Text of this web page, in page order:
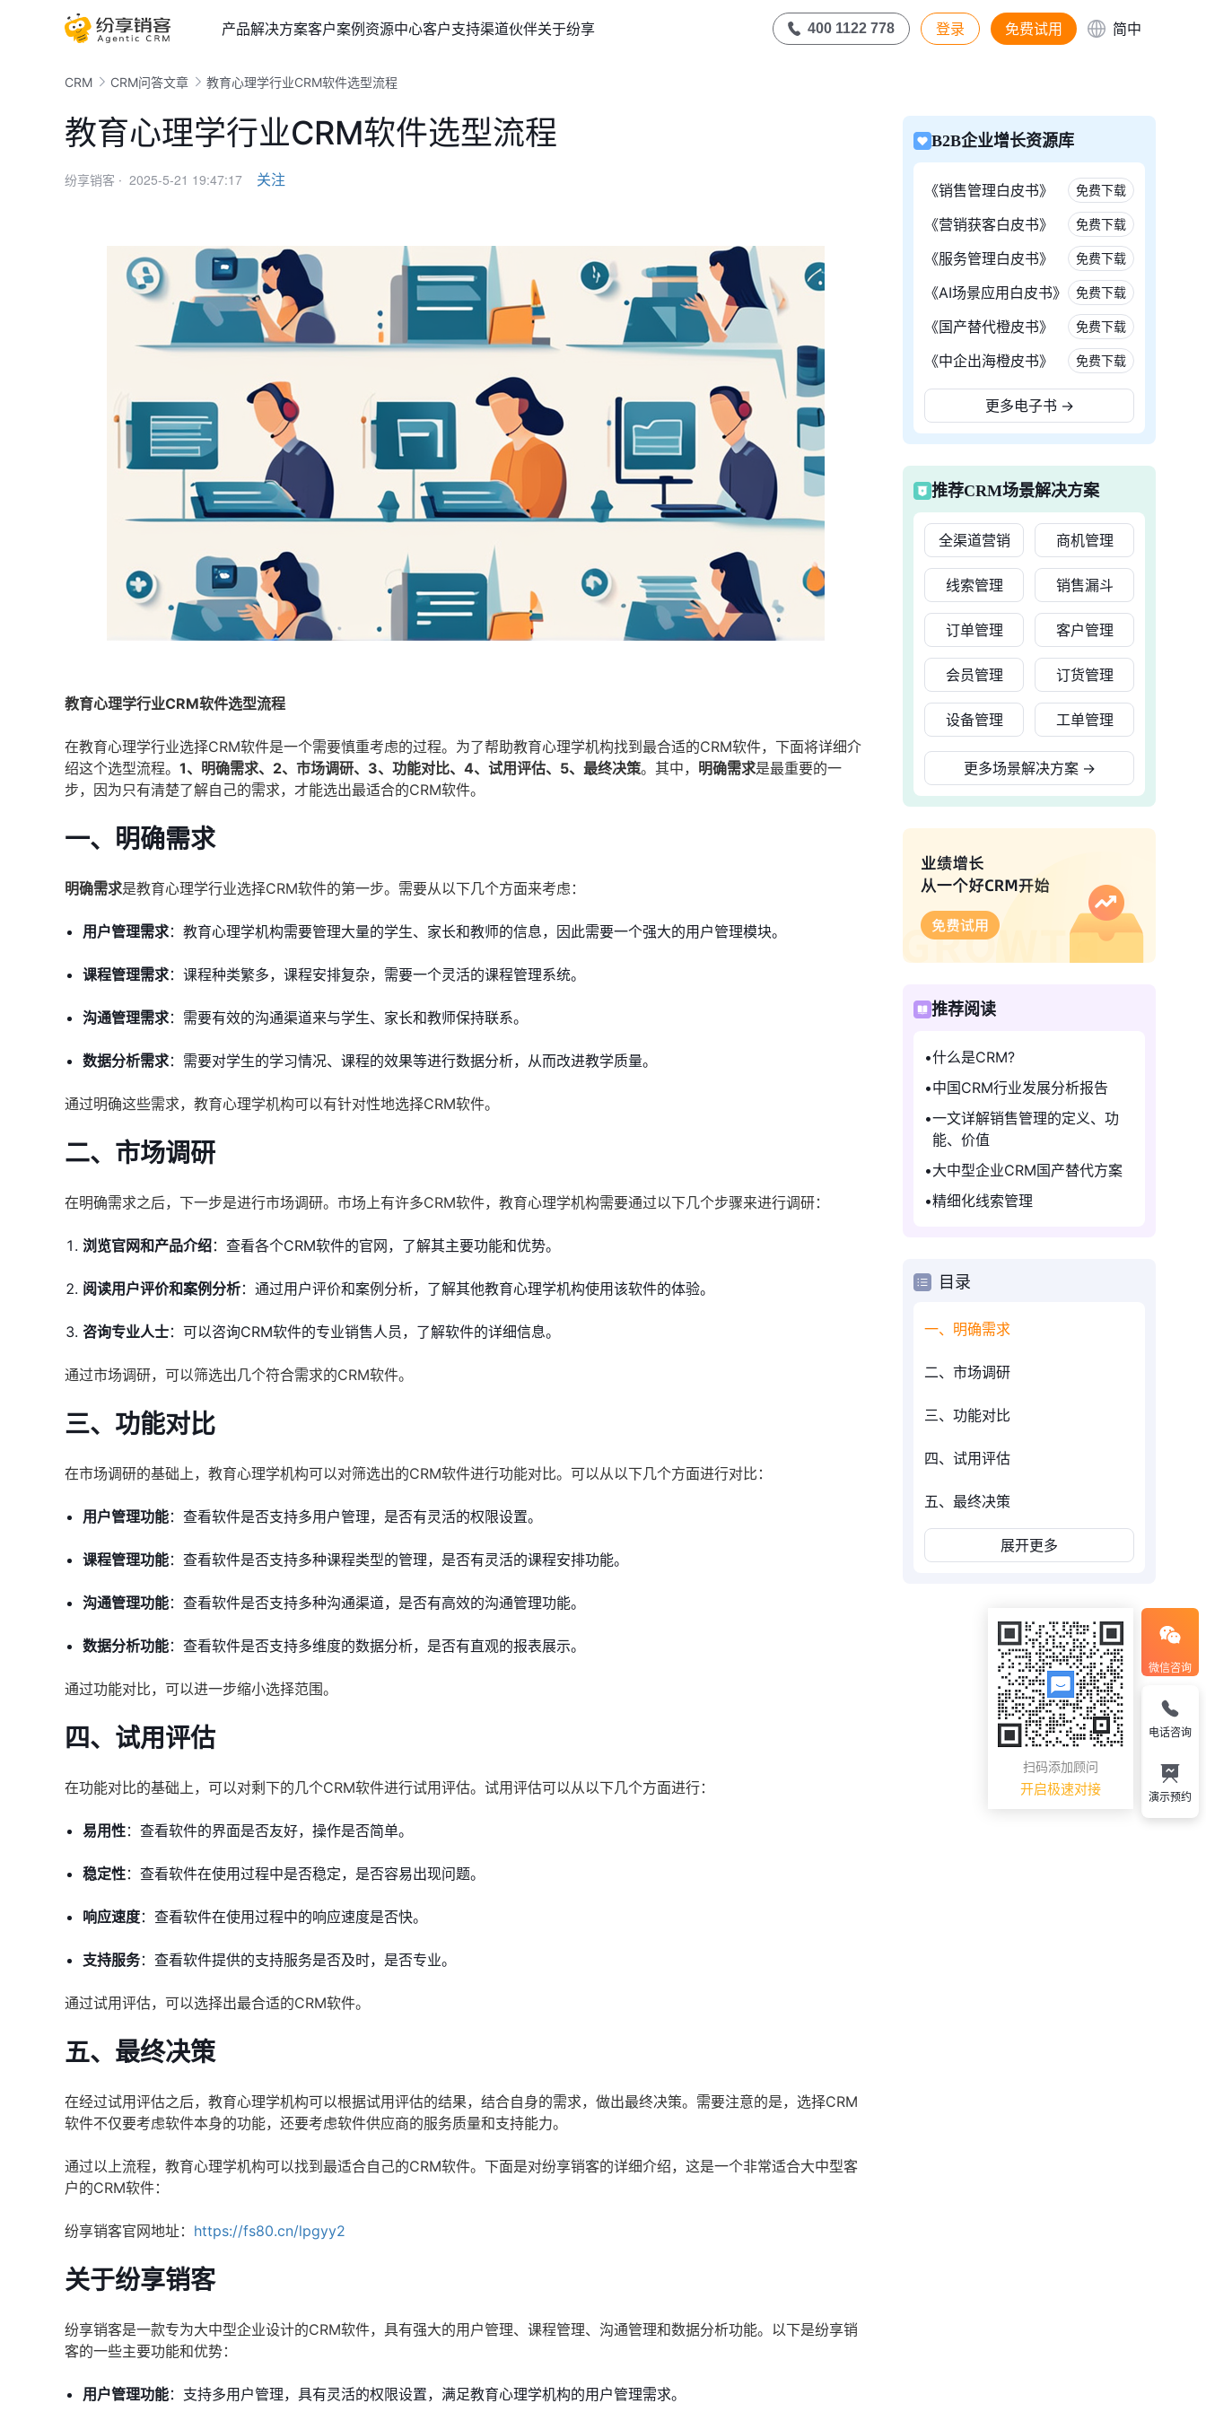
产品解决方案客户案例资源中心客户支持渠道伙伴关于纷享 400 1122 778 登录 免费试用 简中
CRM CRM问答文章 教育心理学行业CRM软件选型流程
教育心理学行业CRM软件选型流程
纷享销客 · 2025-5-21 19:47:17 关注
教育心理学行业CRM软件选型流程
在教育心理学行业选择CRM软件是一个需要慎重考虑的过程。为了帮助教育心理学机构找到最合适的CRM软件，下面将详细介
绍这个选型流程。 1、明确需求、2、市场调研、3、功能对比、4、试用评估、5、最终决策。其中， 明确需求是最重要的一
步，因为只有清楚了解自己的需求，才能选出最适合的CRM软件。
一、明确需求
明确需求是教育心理学行业选择CRM软件的第一步。需要从以下几个方面来考虑：
用户管理需求：教育心理学机构需要管理大量的学生、家长和教师的信息，因此需要一个强大的用户管理模块。
课程管理需求：课程种类繁多，课程安排复杂，需要一个灵活的课程管理系统。
沟通管理需求：需要有效的沟通渠道来与学生、家长和教师保持联系。
数据分析需求：需要对学生的学习情况、课程的效果等进行数据分析，从而改进教学质量。
通过明确这些需求，教育心理学机构可以有针对性地选择CRM软件。
二、市场调研
在明确需求之后，下一步是进行市场调研。市场上有许多CRM软件，教育心理学机构需要通过以下几个步骤来进行调研：
浏览官网和产品介绍：查看各个CRM软件的官网，了解其主要功能和优势。
阅读用户评价和案例分析：通过用户评价和案例分析，了解其他教育心理学机构使用该软件的体验。
咨询专业人士：可以咨询CRM软件的专业销售人员，了解软件的详细信息。
通过市场调研，可以筛选出几个符合需求的CRM软件。
三、功能对比
在市场调研的基础上，教育心理学机构可以对筛选出的CRM软件进行功能对比。可以从以下几个方面进行对比：
用户管理功能：查看软件是否支持多用户管理，是否有灵活的权限设置。
课程管理功能：查看软件是否支持多种课程类型的管理，是否有灵活的课程安排功能。
沟通管理功能：查看软件是否支持多种沟通渠道，是否有高效的沟通管理功能。
数据分析功能：查看软件是否支持多维度的数据分析，是否有直观的报表展示。
通过功能对比，可以进一步缩小选择范围。
四、试用评估
在功能对比的基础上，可以对剩下的几个CRM软件进行试用评估。试用评估可以从以下几个方面进行：
易用性：查看软件的界面是否友好，操作是否简单。
稳定性：查看软件在使用过程中是否稳定，是否容易出现问题。
响应速度：查看软件在使用过程中的响应速度是否快。
支持服务：查看软件提供的支持服务是否及时，是否专业。
通过试用评估，可以选择出最合适的CRM软件。
五、最终决策
在经过试用评估之后，教育心理学机构可以根据试用评估的结果，结合自身的需求，做出最终决策。需要注意的是，选择CRM
软件不仅要考虑软件本身的功能，还要考虑软件供应商的服务质量和支持能力。
通过以上流程，教育心理学机构可以找到最适合自己的CRM软件。下面是对纷享销客的详细介绍，这是一个非常适合大中型客
户的CRM软件：
纷享销客官网地址： https://fs80.cn/lpgyy2
关于纷享销客
纷享销客是一款专为大中型企业设计的CRM软件，具有强大的用户管理、课程管理、沟通管理和数据分析功能。以下是纷享销
客的一些主要功能和优势：
用户管理功能：支持多用户管理，具有灵活的权限设置，满足教育心理学机构的用户管理需求。
B2B企业增长资源库
《销售管理白皮书》 免费下载
《营销获客白皮书》 免费下载
《服务管理白皮书》 免费下载
《AI场景应用白皮书》 免费下载
《国产替代橙皮书》 免费下载
《中企出海橙皮书》 免费下载
更多电子书 →
推荐CRM场景解决方案
全渠道营销 商机管理
线索管理 销售漏斗
订单管理 客户管理
会员管理 订货管理
设备管理 工单管理
更多场景解决方案 →
推荐阅读
什么是CRM?
中国CRM行业发展分析报告
一文详解销售管理的定义、功
能、价值
大中型企业CRM国产替代方案
精细化线索管理
目录
一、明确需求
二、市场调研
三、功能对比
四、试用评估
五、最终决策
展开更多
微信咨询
扫码添加顾问
开启极速对接
电话咨询
演示预约